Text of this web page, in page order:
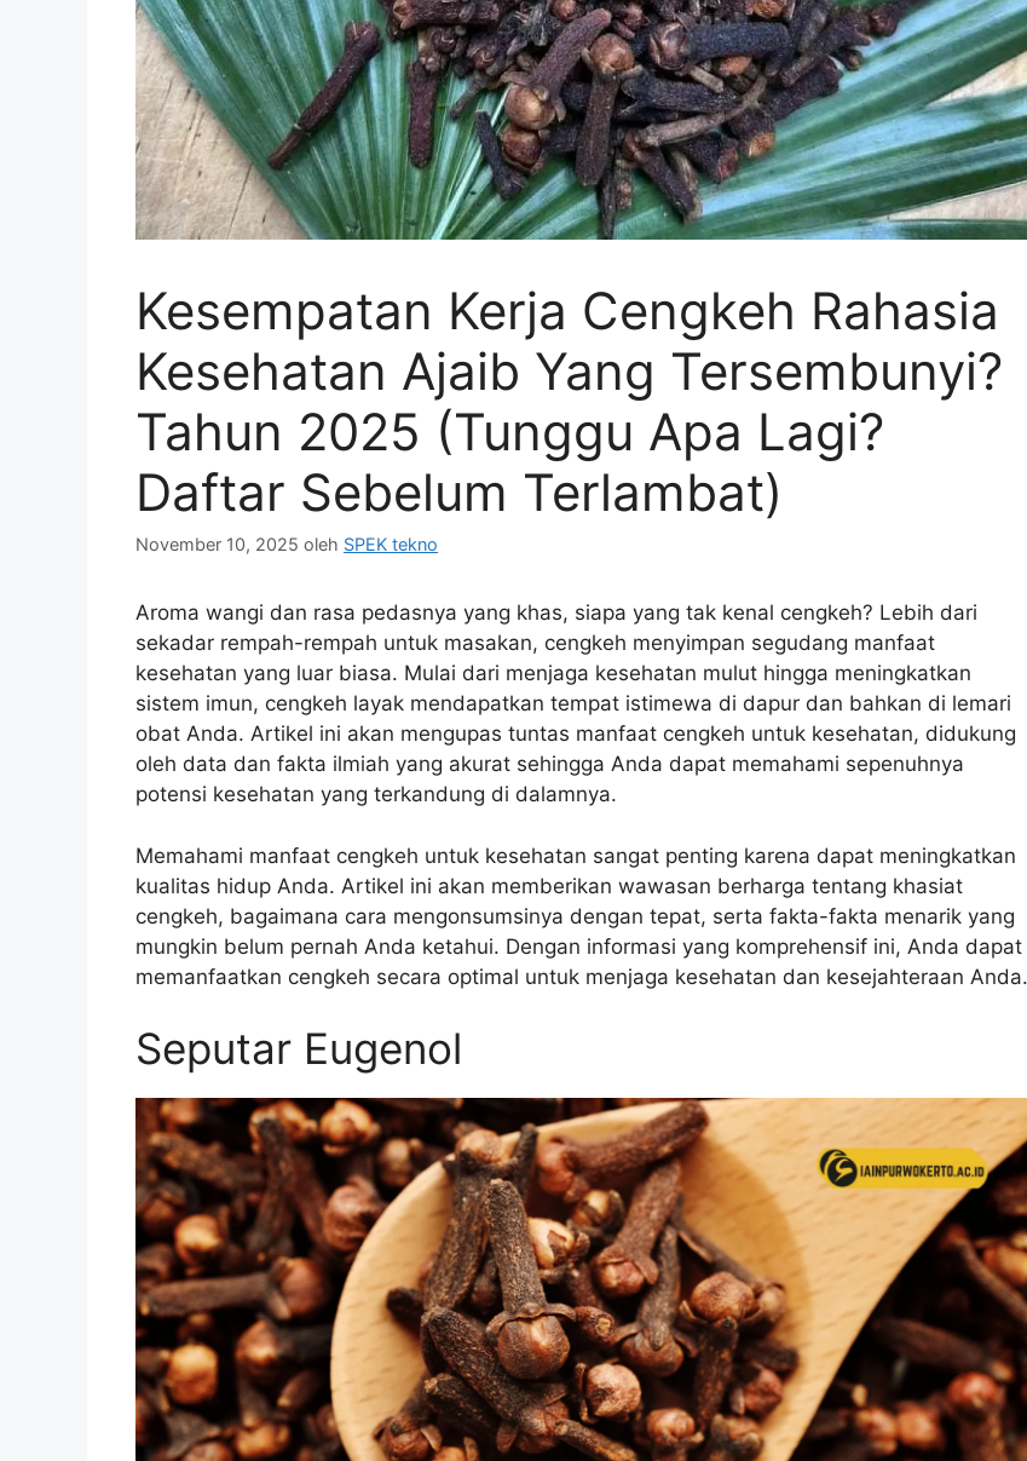
Kesempatan Kerja Cengkeh Rahasia
Kesehatan Ajaib Yang Tersembunyi?
Tahun 2025 (Tunggu Apa Lagi?
Daftar Sebelum Terlambat)
November 10, 2025 oleh SPEK tekno
Aroma wangi dan rasa pedasnya yang khas, siapa yang tak kenal cengkeh? Lebih dari
sekadar rempah-rempah untuk masakan, cengkeh menyimpan segudang manfaat
kesehatan yang luar biasa. Mulai dari menjaga kesehatan mulut hingga meningkatkan
sistem imun, cengkeh layak mendapatkan tempat istimewa di dapur dan bahkan di lemari
obat Anda. Artikel ini akan mengupas tuntas manfaat cengkeh untuk kesehatan, didukung
oleh data dan fakta ilmiah yang akurat sehingga Anda dapat memahami sepenuhnya
potensi kesehatan yang terkandung di dalamnya.
Memahami manfaat cengkeh untuk kesehatan sangat penting karena dapat meningkatkan
kualitas hidup Anda. Artikel ini akan memberikan wawasan berharga tentang khasiat
cengkeh, bagaimana cara mengonsumsinya dengan tepat, serta fakta-fakta menarik yang
mungkin belum pernah Anda ketahui. Dengan informasi yang komprehensif ini, Anda dapat
memanfaatkan cengkeh secara optimal untuk menjaga kesehatan dan kesejahteraan Anda.
Seputar Eugenol